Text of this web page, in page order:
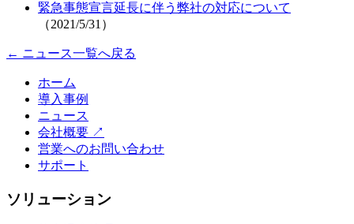
緊急事態宣言延長に伴う弊社の対応について
（2021/5/31）
← ニュース一覧へ戻る
ホーム
導入事例
ニュース
会社概要 ↗
営業へのお問い合わせ
サポート
ソリューション